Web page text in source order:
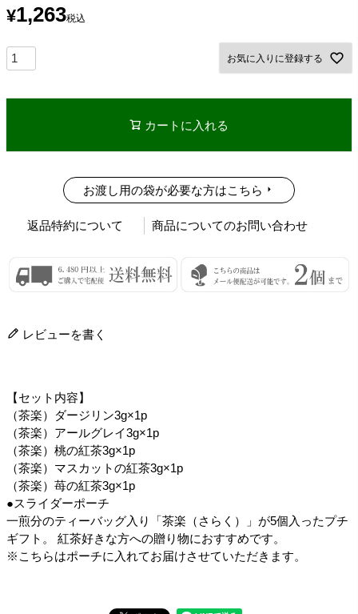
¥1,263税込
お気に入りに登録する
カートに入れる
お渡し用の袋が必要な方はこちら
返品特約について 商品についてのお問い合わせ
レビューを書く
【セット内容】
（茶楽）ダージリン3g×1p
（茶楽）アールグレイ3g×1p
（茶楽）桃の紅茶3g×1p
（茶楽）マスカットの紅茶3g×1p
（茶楽）苺の紅茶3g×1p
●スライダーポーチ
一煎分のティーバッグ入り「茶楽（さらく）」が5個入ったプチ
ギフト。 紅茶好きな方への贈り物におすすめです。
※こちらはポーチに入れてお届けさせていただきます。